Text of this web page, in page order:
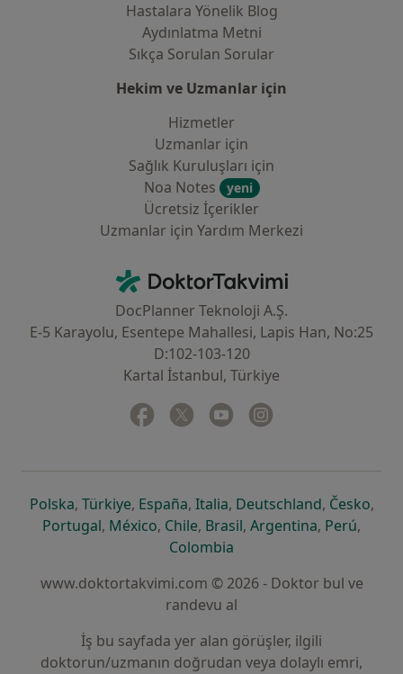
Hastalara Yönelik Blog
Aydınlatma Metni
Sıkça Sorulan Sorular
Hekim ve Uzmanlar için
Hizmetler
Uzmanlar için
Sağlık Kuruluşları için
Noa Notes
yeni
Ücretsiz İçerikler
Uzmanlar için Yardım Merkezi
DoktorTakvimi - Ana Sayfa
DocPlanner Teknoloji A.Ş.
E-5 Karayolu, Esentepe Mahallesi, Lapis Han, No:25
D:102-103-120
Kartal İstanbul, Türkiye
Facebook
yeni bir sekmede açılır
Twitter
yeni bir sekmede açılır
Youtube
yeni bir sekmede açılır
Polskayeni bir sekmede açılır
, Türkiyeyeni bir sekmede açılır
, Españayeni bir sekmede açılır
, Italiayeni bir sekmede açılır
, Deutschlandyeni bir
, Českoyeni
,
Portugalyeni bir sekmede açılır
, Méxicoyeni bir sekmede açılır
, Chileyeni bir sekmede açılır
, Brasilyeni bir sekmede açılır
, Argentinayeni bir
, Perúyeni
,
Colombia
www.doktortakvimi.com © 2026 - Doktor bul ve
randevu al
İş bu sayfada yer alan görüşler, ilgili
doktorun/uzmanın doğrudan veya dolaylı emri,